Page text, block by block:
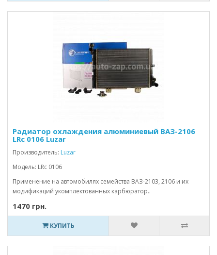
Радиатор охлаждения алюминиевый ВАЗ-2106
LRc 0106 Luzar
Производитель: Luzar
Модель: LRc 0106
Применение на автомобилях семейства ВАЗ-2103, 2106 и их
модификаций укомплектованных карбюратор..
1470 грн.
КУПИТЬ